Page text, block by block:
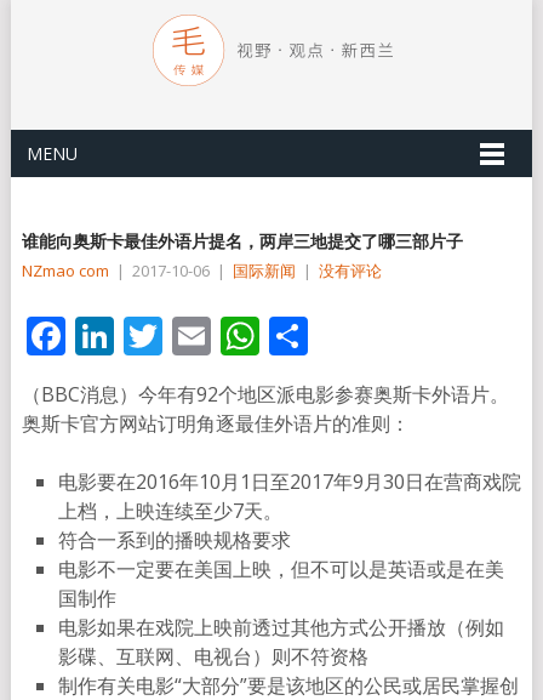
MENU
谁能向奥斯卡最佳外语片提名，两岸三地提交了哪三部片子
NZmao com | 2017-10-06 | 国际新闻 | 没有评论
Facebook
LinkedIn
Twitter
EmailWhatsApp
分
享
（BBC消息）今年有92个地区派电影参赛奥斯卡外语片。
奥斯卡官方网站订明角逐最佳外语片的准则：
电影要在2016年10月1日至2017年9月30日在营商戏院
上档，上映连续至少7天。
符合一系到的播映规格要求
电影不一定要在美国上映，但不可以是英语或是在美
国制作
电影如果在戏院上映前透过其他方式公开播放（例如
影碟、互联网、电视台）则不符资格
制作有关电影“大部分”要是该地区的公民或居民掌握创